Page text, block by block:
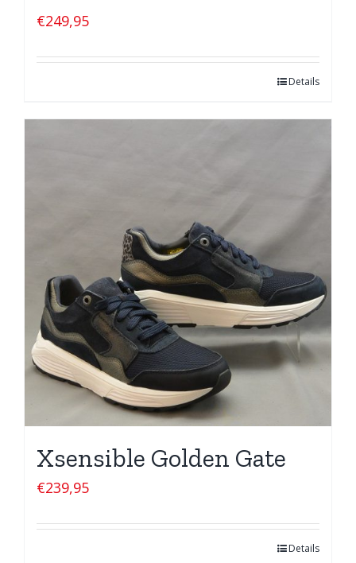
€249,95
Details
Xsensible Golden Gate
€239,95
Details